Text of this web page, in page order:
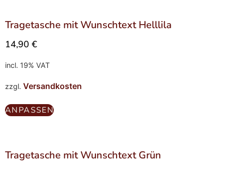
Tragetasche mit Wunschtext Helllila
14,90 €
incl. 19% VAT
zzgl. Versandkosten
ANPASSEN
Tragetasche mit Wunschtext Grün